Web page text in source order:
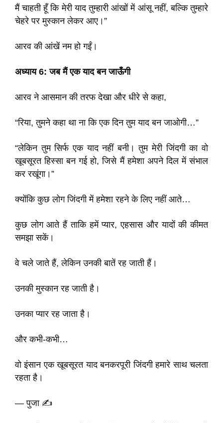
मैं चाहती हूँ कि मेरी याद तुम्हारी आंखों में आंसू नहीं, बल्कि तुम्हारे
चेहरे पर मुस्कान लेकर आए।”
आरव की आंखें नम हो गईं।
अध्याय 6: जब मैं एक याद बन जाऊँगी
आरव ने आसमान की तरफ देखा और धीरे से कहा,
“रिया, तुमने कहा था ना कि एक दिन तुम याद बन जाओगी…”
“लेकिन तुम सिर्फ एक याद नहीं बनी। तुम मेरी जिंदगी का वो
खूबसूरत हिस्सा बन गई हो, जिसे मैं हमेशा अपने दिल में संभाल
कर रखूंगा।”
क्योंकि कुछ लोग जिंदगी में हमेशा रहने के लिए नहीं आते…
कुछ लोग आते हैं ताकि हमें प्यार, एहसास और यादों की कीमत
समझा सकें।
वे चले जाते हैं, लेकिन उनकी बातें रह जाती हैं।
उनकी मुस्कान रह जाती है।
उनका प्यार रह जाता है।
और कभी-कभी…
वो इंसान एक खूबसूरत याद बनकरपूरी जिंदगी हमारे साथ चलता
रहता है।
— पुजा ✍️